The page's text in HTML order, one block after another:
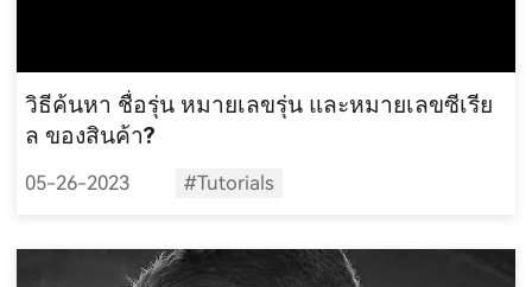
วิธีค้นหา ชื่อรุ่น หมายเลขรุ่น และหมายเลขซีเรีย
ล ของสินค้า?
05-26-2023 #Tutorials